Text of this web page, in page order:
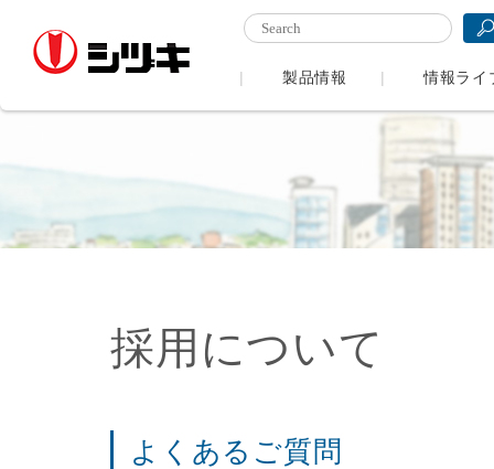
製品情報 情報ライ
採用について
よくあるご質問